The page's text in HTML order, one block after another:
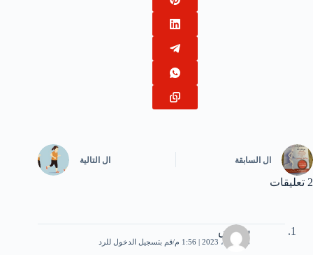
ال السابقة ال التالية
2 تعليقات
سندس
15 أبريل، 2023 | 1:56 م قم بتسجيل الدخول للرد